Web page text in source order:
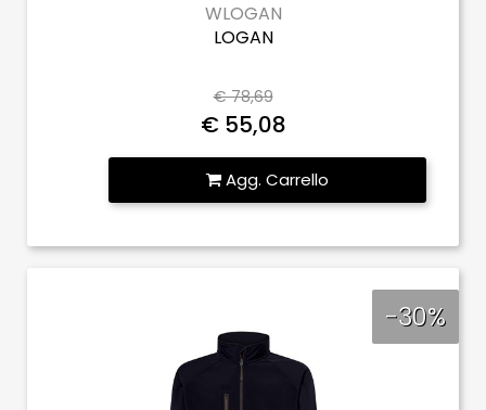
WLOGAN
LOGAN
€ 78,69
€ 55,08
Quantità
Agg. Carrello
-30%